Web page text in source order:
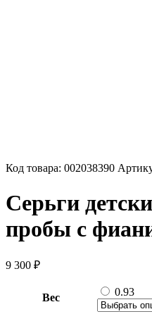
Код товара: 002038390
Серьги
пробы с
9 300 ₽
Вес 0.93